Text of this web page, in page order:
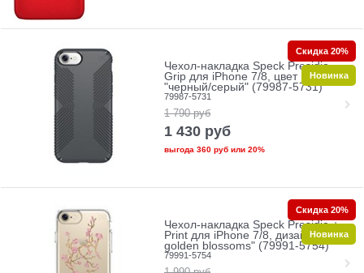
Чехол-накладка Speck Presidio
Grip для iPhone 7/8, цвет
"черный/серый" (79987-5731)
79987-5731
1 790 руб
1 430 руб
выгода 360 рубили 20%
Скидка 20%
Новинка
Чехол-накладка Speck Presidio +
Print для iPhone 7/8, дизайн
golden blossoms" (79991-5754)
79991-5754
Скидка 20%
Новинка